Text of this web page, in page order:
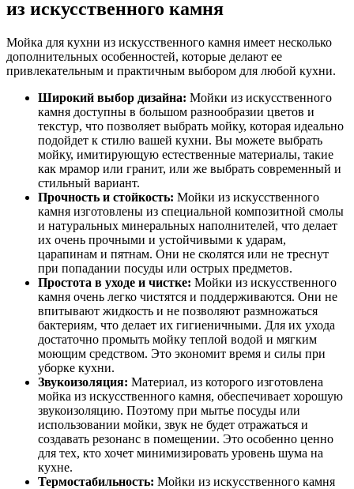
из искусственного камня
Мойка для кухни из искусственного камня имеет несколько
дополнительных особенностей, которые делают ее
привлекательным и практичным выбором для любой кухни.
Широкий выбор дизайна: Мойки из искусственного
камня доступны в большом разнообразии цветов и
текстур, что позволяет выбрать мойку, которая идеально
подойдет к стилю вашей кухни. Вы можете выбрать
мойку, имитирующую естественные материалы, такие
как мрамор или гранит, или же выбрать современный и
стильный вариант.
Прочность и стойкость: Мойки из искусственного
камня изготовлены из специальной композитной смолы
и натуральных минеральных наполнителей, что делает
их очень прочными и устойчивыми к ударам,
царапинам и пятнам. Они не сколятся или не треснут
при попадании посуды или острых предметов.
Простота в уходе и чистке: Мойки из искусственного
камня очень легко чистятся и поддерживаются. Они не
впитывают жидкость и не позволяют размножаться
бактериям, что делает их гигиеничными. Для их ухода
достаточно промыть мойку теплой водой и мягким
моющим средством. Это экономит время и силы при
уборке кухни.
Звукоизоляция: Материал, из которого изготовлена
мойка из искусственного камня, обеспечивает хорошую
звукоизоляцию. Поэтому при мытье посуды или
использовании мойки, звук не будет отражаться и
создавать резонанс в помещении. Это особенно ценно
для тех, кто хочет минимизировать уровень шума на
кухне.
Термостабильность: Мойки из искусственного камня